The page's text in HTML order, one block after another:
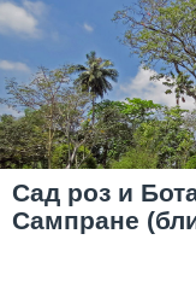
Сад роз и
Сампране